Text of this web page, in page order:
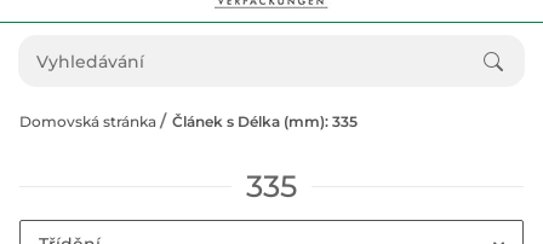
Domovská stránka Článek s Délka (mm): 335
335